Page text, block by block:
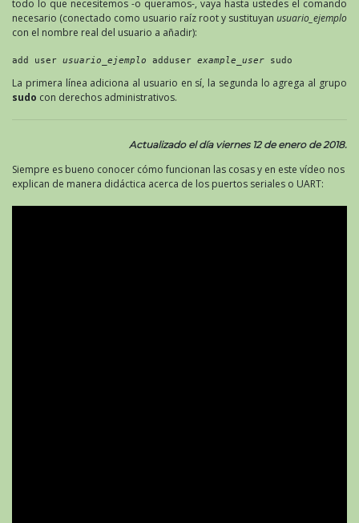
todo lo que necesitemos -o queramos-, vaya hasta ustedes el comando
necesario (conectado como usuario raíz root y sustituyan usuario_ejemplo
con el nombre real del usuario a añadir):
add user usuario_ejemplo adduser example_user sudo
La primera línea adiciona al usuario en sí, la segunda lo agrega al grupo
sudo con derechos administrativos.
Actualizado el día viernes 12 de enero de 2018.
Siempre es bueno conocer cómo funcionan las cosas y en este vídeo nos
explican de manera didáctica acerca de los puertos seriales o UART: